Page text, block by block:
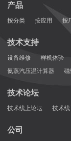
产品
按分类 按应用 按
技术支持
设备维修 样机体验
氦蒸汽压温计算器
技术论坛
技术线上论坛 技术
公司